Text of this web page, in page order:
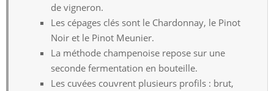
de vigneron.
Les cépages clés sont le Chardonnay, le Pinot
Noir et le Pinot Meunier.
La méthode champenoise repose sur une
seconde fermentation en bouteille.
Les cuvées couvrent plusieurs profils : brut,